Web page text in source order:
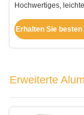
Hochwertiges,
Erhalten Sie besten
Erweiterte